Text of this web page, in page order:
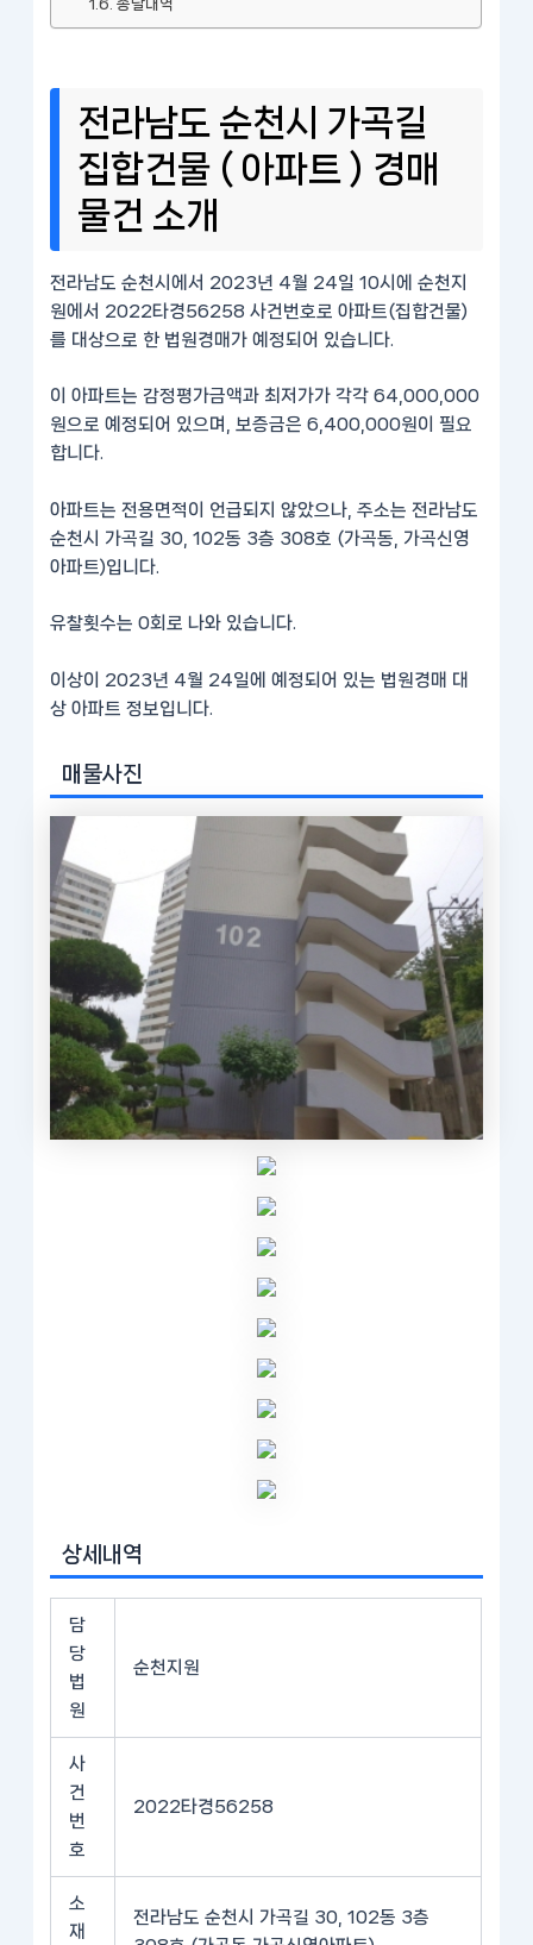
송달내역
전라남도 순천시 가곡길
집합건물 ( 아파트 ) 경매
물건 소개
전라남도 순천시에서 2023년 4월 24일 10시에 순천지
원에서 2022타경56258 사건번호로 아파트(집합건물)
를 대상으로 한 법원경매가 예정되어 있습니다.
이 아파트는 감정평가금액과 최저가가 각각 64,000,000
원으로 예정되어 있으며, 보증금은 6,400,000원이 필요
합니다.
아파트는 전용면적이 언급되지 않았으나, 주소는 전라남도
순천시 가곡길 30, 102동 3층 308호 (가곡동, 가곡신영
아파트)입니다.
유찰횟수는 0회로 나와 있습니다.
이상이 2023년 4월 24일에 예정되어 있는 법원경매 대
상 아파트 정보입니다.
매물사진
상세내역
담
당
법
원
순천지원
사
건
번
호
2022타경56258
소
재
전라남도 순천시 가곡길 30, 102동 3층